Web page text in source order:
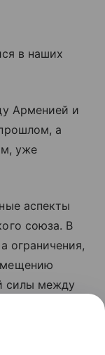
в наших
Арменией и
а
уже
аспекты
союза. В
ограничения,
силы между